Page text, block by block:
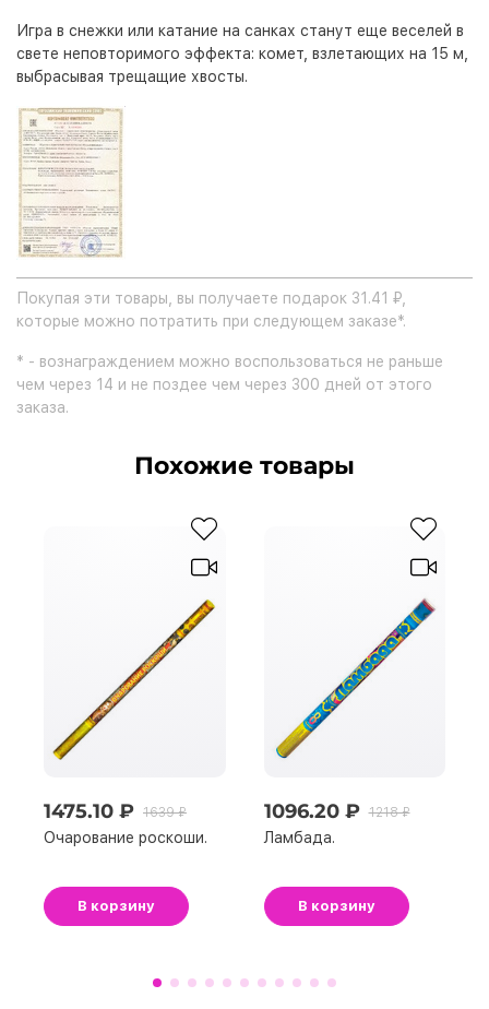
Игра в снежки или катание на санках станут еще веселей в
свете неповторимого эффекта: комет, взлетающих на 15 м,
выбрасывая трещащие хвосты.
Покупая эти товары, вы получаете подарок 31.41 ₽,
которые можно потратить при следующем заказе*.
* - вознаграждением можно воспользоваться не раньше
чем через 14 и не поздее чем через 300 дней от этого
заказа.
Похожие товары
1475.10 ₽ 1639 ₽
Очарование роскоши.
В корзину
1096.20 ₽ 1218 ₽
Ламбада.
В корзину